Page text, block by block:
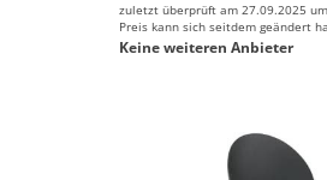
zuletzt überprüft am 27.09.2025
Preis kann sich seitdem geändert
Keine weiteren Anbieter